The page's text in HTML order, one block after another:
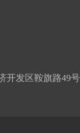
开发区鞍旗路49号